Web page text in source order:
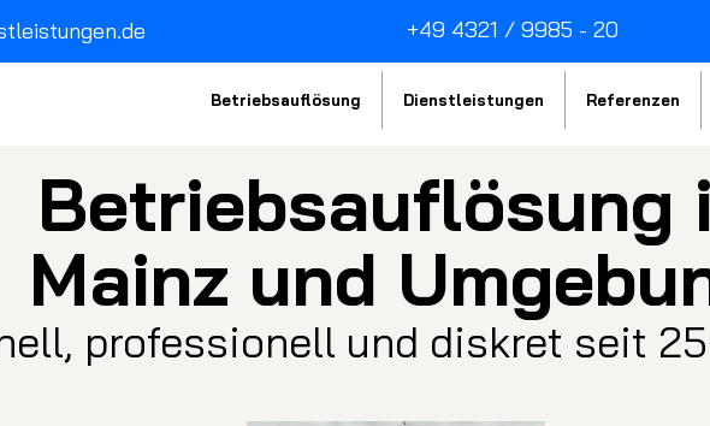
Betriebsauflösung Dienstleistungen Referenzen
+49 4321 / 9985 - 20
Betriebsauflösung
Mainz und
professionell und diskret seit